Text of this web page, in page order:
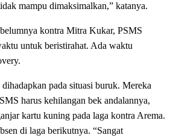
mampu dimaksimalkan,” katanya.
kontra Mitra Kukar, PSMS
untuk beristirahat. Ada waktu
pada situasi buruk. Mereka
harus kehilangan bek andalannya,
kartu kuning pada laga kontra Arema.
di laga berikutnya. “Sangat